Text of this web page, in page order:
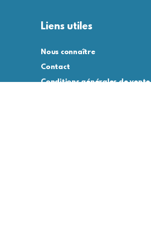
Liens utiles
Nous connaître
Contact
Conditions générales de vente